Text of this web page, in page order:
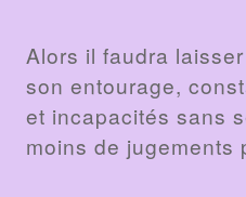
Alors il faudra
son entourage,
et incapacités sans
moins de jugements